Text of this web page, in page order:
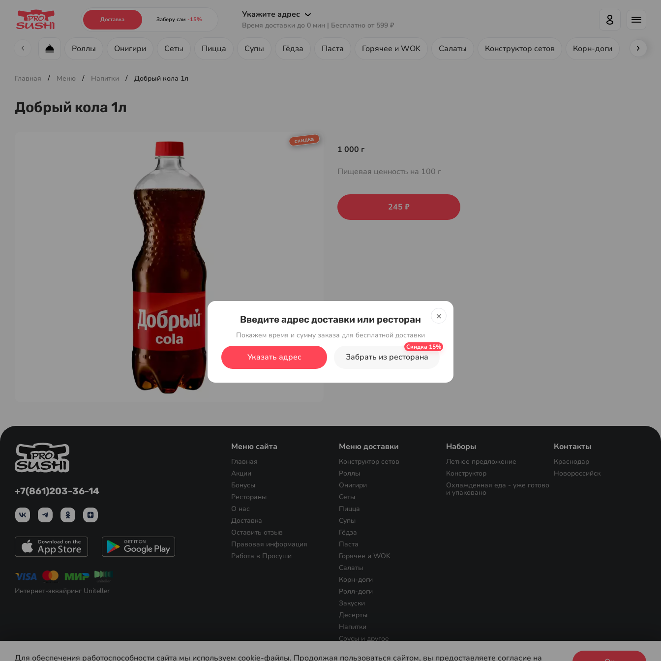
Доставка Заберу сам -15% Укажите адрес
Время доставки до 0 мин | Бесплатно от 599 ₽
Меню ресторана
Роллы Онигири Сеты Пицца Супы Гёдза Паста Горячее и WOK Салаты Конструктор сетов Корн-доги Ролл-
Главная / Меню / Напитки / Добрый кола 1л
Добрый кола 1л
скидка
1 000 г
Пищевая ценность на 100 г
245 ₽
+7(861)203-36-14
Интернет-эквайринг Uniteller
Меню сайта
Главная
Акции
Бонусы
Рестораны
О нас
Доставка
Оставить отзыв
Правовая информация
Работа в Просуши
Контакты
Краснодар
Новороссийск
Меню доставки
Конструктор сетов
Роллы
Онигири
Сеты
Пицца
Супы
Гёдза
Паста
Горячее и WOK
Салаты
Корн-доги
Ролл-доги
Закуски
Десерты
Напитки
Соусы и другое
Наборы
Летнее предложение
Конструктор
Охлажденная еда - уже готово
и упаковано
Для обеспечения работоспособности сайта мы используем cookie-файлы. Продолжая пользоваться сайтом, вы предоставляете согласие на
Введите адрес доставки или ресторан
Покажем время и сумму заказа для бесплатной доставки
Указать адрес Забрать из ресторана